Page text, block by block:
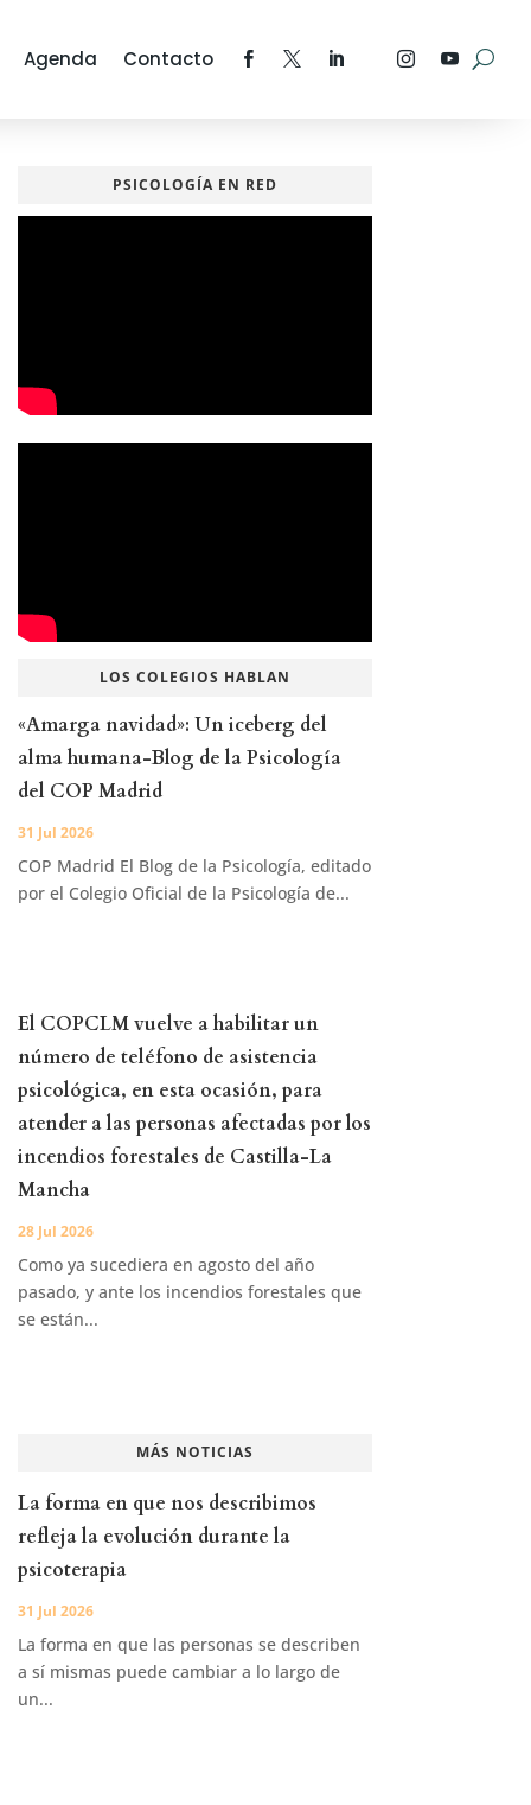
Agenda Contacto
PSICOLOGÍA EN RED
LOS COLEGIOS HABLAN
«Amarga navidad»: Un iceberg del
alma humana-Blog de la Psicología
del COP Madrid
31 Jul 2026
COP Madrid El Blog de la Psicología, editado
por el Colegio Oficial de la Psicología de...
El COPCLM vuelve a habilitar un
número de teléfono de asistencia
psicológica, en esta ocasión, para
atender a las personas afectadas por los
incendios forestales de Castilla-La
Mancha
28 Jul 2026
Como ya sucediera en agosto del año
pasado, y ante los incendios forestales que
se están...
MÁS NOTICIAS
La forma en que nos describimos
refleja la evolución durante la
psicoterapia
31 Jul 2026
La forma en que las personas se describen
a sí mismas puede cambiar a lo largo de
un...